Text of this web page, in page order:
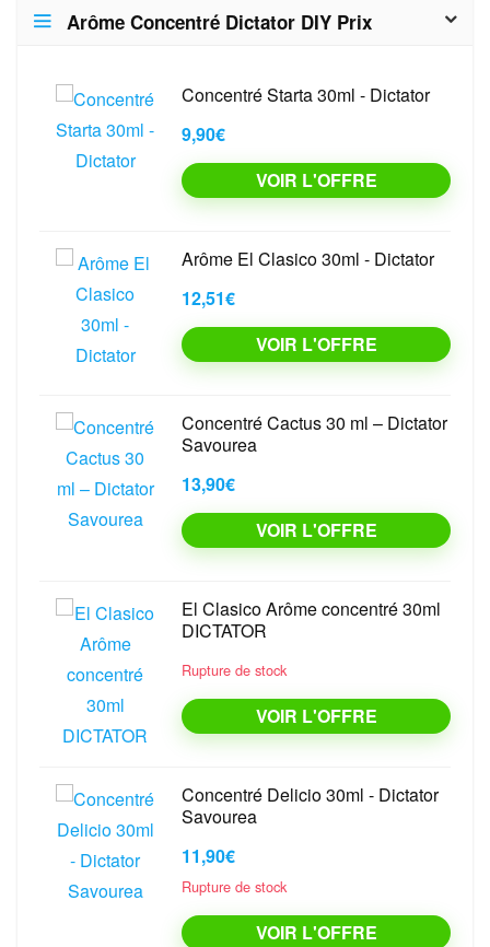
Arôme Concentré Dictator DIY Prix
Concentré Starta 30ml - Dictator
9,90€
VOIR L'OFFRE
Arôme El Clasico 30ml - Dictator
12,51€
VOIR L'OFFRE
Concentré Cactus 30 ml – Dictator
Savourea
13,90€
VOIR L'OFFRE
El Clasico Arôme concentré 30ml
DICTATOR
Rupture de stock
VOIR L'OFFRE
Concentré Delicio 30ml - Dictator
Savourea
11,90€
Rupture de stock
VOIR L'OFFRE